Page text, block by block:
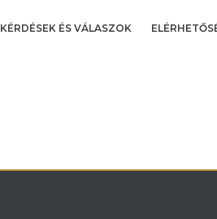
KÉRDÉSEK ÉS VÁLASZOK